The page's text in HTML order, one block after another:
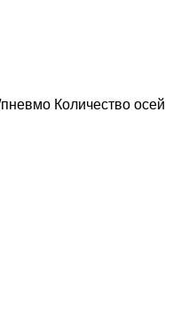
Количество осей